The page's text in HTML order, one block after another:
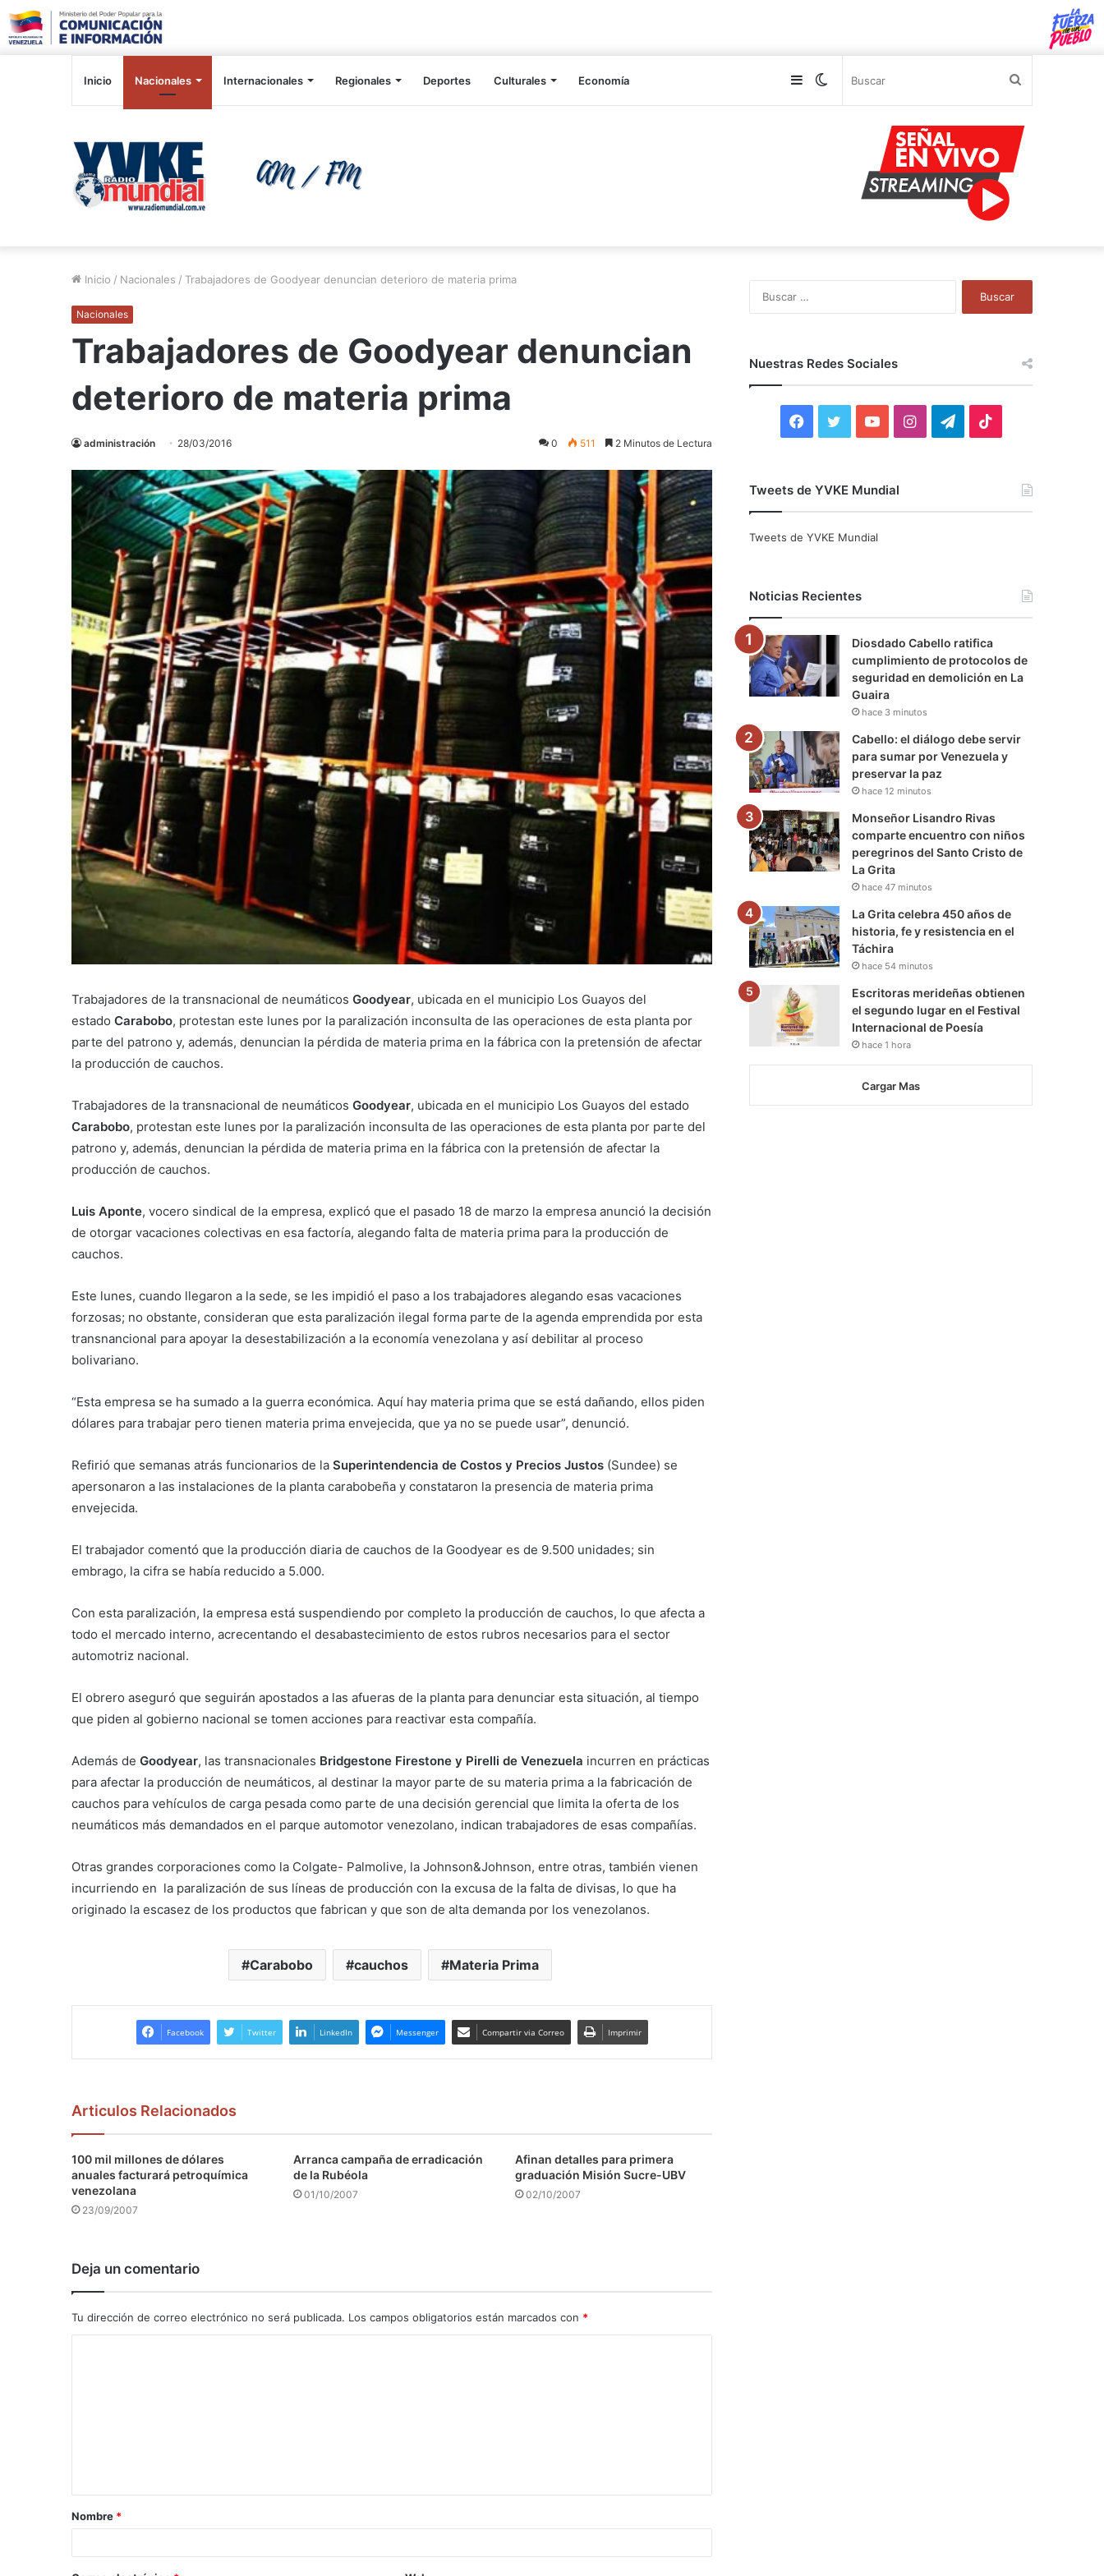
Inicio Nacionales Internacionales Regionales Deportes Culturales Economía Switch
Sidebar
Inicio / Nacionales / Trabajadores de Goodyear denuncian deterioro de materia prima
Nacionales
Trabajadores de Goodyear denuncian
deterioro de materia prima
administración 28/03/2016 0 511 2 Minutos de Lectura
Trabajadores de la transnacional de neumáticos Goodyear, ubicada en el municipio Los Guayos del
estado Carabobo, protestan este lunes por la paralización inconsulta de las operaciones de esta planta por
parte del patrono y, además, denuncian la pérdida de materia prima en la fábrica con la pretensión de afectar
la producción de cauchos.
Trabajadores de la transnacional de neumáticos Goodyear, ubicada en el municipio Los Guayos del estado
Carabobo, protestan este lunes por la paralización inconsulta de las operaciones de esta planta por parte del
patrono y, además, denuncian la pérdida de materia prima en la fábrica con la pretensión de afectar la
producción de cauchos.
Luis Aponte, vocero sindical de la empresa, explicó que el pasado 18 de marzo la empresa anunció la decisión
de otorgar vacaciones colectivas en esa factoría, alegando falta de materia prima para la producción de
cauchos.
Este lunes, cuando llegaron a la sede, se les impidió el paso a los trabajadores alegando esas vacaciones
forzosas; no obstante, consideran que esta paralización ilegal forma parte de la agenda emprendida por esta
transnancional para apoyar la desestabilización a la economía venezolana y así debilitar al proceso
bolivariano.
“Esta empresa se ha sumado a la guerra económica. Aquí hay materia prima que se está dañando, ellos piden
dólares para trabajar pero tienen materia prima envejecida, que ya no se puede usar”, denunció.
Refirió que semanas atrás funcionarios de la Superintendencia de Costos y Precios Justos (Sundee) se
apersonaron a las instalaciones de la planta carabobeña y constataron la presencia de materia prima
envejecida.
El trabajador comentó que la producción diaria de cauchos de la Goodyear es de 9.500 unidades; sin
embrago, la cifra se había reducido a 5.000.
Con esta paralización, la empresa está suspendiendo por completo la producción de cauchos, lo que afecta a
todo el mercado interno, acrecentando el desabastecimiento de estos rubros necesarios para el sector
automotriz nacional.
El obrero aseguró que seguirán apostados a las afueras de la planta para denunciar esta situación, al tiempo
que piden al gobierno nacional se tomen acciones para reactivar esta compañía.
Además de Goodyear, las transnacionales Bridgestone Firestone y Pirelli de Venezuela incurren en prácticas
para afectar la producción de neumáticos, al destinar la mayor parte de su materia prima a la fabricación de
cauchos para vehículos de carga pesada como parte de una decisión gerencial que limita la oferta de los
neumáticos más demandados en el parque automotor venezolano, indican trabajadores de esas compañías.
Otras grandes corporaciones como la Colgate- Palmolive, la Johnson&Johnson, entre otras, también vienen
incurriendo en la paralización de sus líneas de producción con la excusa de la falta de divisas, lo que ha
originado la escasez de los productos que fabrican y que son de alta demanda por los venezolanos.
Carabobo cauchos Materia Prima
Facebook Twitter LinkedIn Messenger Compartir via Correo Imprimir
Articulos Relacionados
100 mil millones de dólares
anuales facturará petroquímica
venezolana
23/09/2007
Arranca campaña de erradicación
de la Rubéola
01/10/2007
Afinan detalles para primera
graduación Misión Sucre-UBV
02/10/2007
Deja un comentario
Tu dirección de correo electrónico no será publicada. Los campos obligatorios están marcados con *
a
r
Nombre *
Nuestras Redes Sociales
F
c
o
k
i
r
Y
u
e
I
r
a
m
T
a
m
Tweets de YVKE Mundial
Tweets de YVKE Mundial
Noticias Recientes
Diosdado Cabello ratifica
cumplimiento de protocolos de
seguridad en demolición en La
Guaira
hace 3 minutos
Cabello: el diálogo debe servir
para sumar por Venezuela y
preservar la paz
hace 12 minutos
Monseñor Lisandro Rivas
comparte encuentro con niños
peregrinos del Santo Cristo de
La Grita
hace 47 minutos
La Grita celebra 450 años de
historia, fe y resistencia en el
Táchira
hace 54 minutos
Escritoras merideñas obtienen
el segundo lugar en el Festival
Internacional de Poesía
hace 1 hora
Cargar Mas